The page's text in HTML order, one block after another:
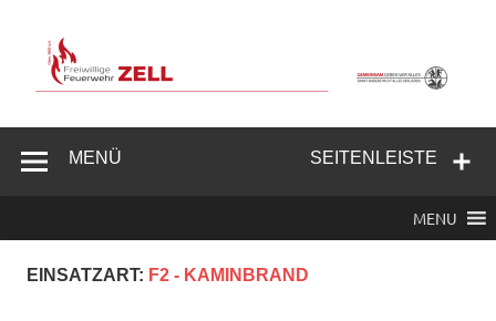
springen
Feuerwehr
SEITENLEISTE
MENÜ
MENU
EINSATZART: F2 - KAMINBRAND